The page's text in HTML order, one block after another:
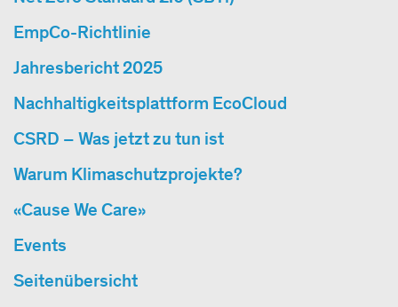
EmpCo-Richtlinie
Jahresbericht 2025
Nachhaltigkeitsplattform EcoCloud
CSRD – Was jetzt zu tun ist
Warum Klimaschutzprojekte?
«Cause We Care»
Events
Seitenübersicht